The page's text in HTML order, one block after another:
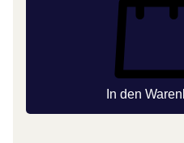
In den